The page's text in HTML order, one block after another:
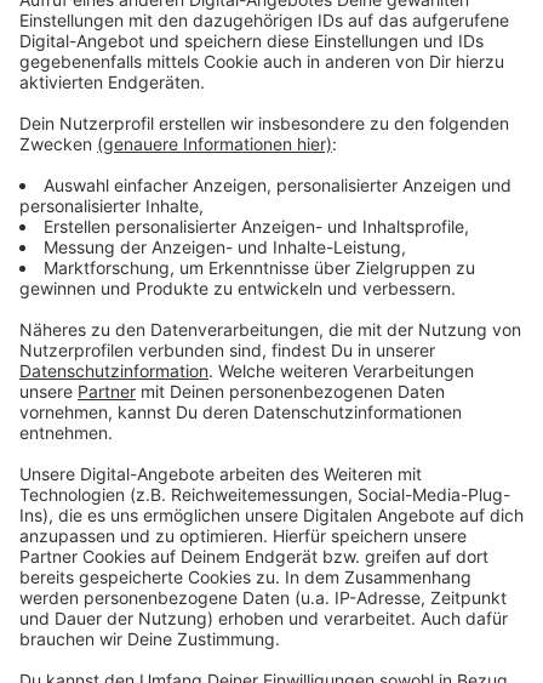
die im Lokalradio nicht so ne Musik-Serie wie
#arnelegtauf, ha!
Anzeige
©Instagram-Seite Balthazar / Alexander D'Hiet
In ihrer belgischen Heimat sind Balthazar Superstars -
Anzeige
Anzeige
Balthazar auf Insta
Balthazar im Netz
Balthazar im März in der Kantine in Köln - Tickets